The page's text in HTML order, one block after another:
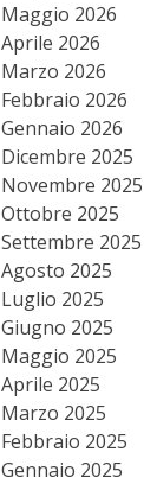
Maggio 2026
Aprile 2026
Marzo 2026
Febbraio 2026
Gennaio 2026
Dicembre 2025
Novembre 2025
Ottobre 2025
Settembre 2025
Agosto 2025
Luglio 2025
Giugno 2025
Maggio 2025
Aprile 2025
Marzo 2025
Febbraio 2025
Gennaio 2025